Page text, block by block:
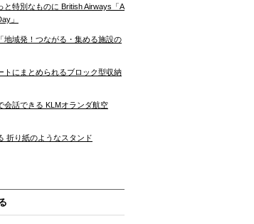
と特別なものに British Airways「A
」
地域発！つながる・集める施設の
トにまとめられるブロック型収納
会話できる KLMオランダ航空
折り紙のようなスタンド